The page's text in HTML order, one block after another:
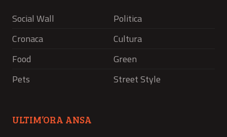
Social Wall
Politica
Cronaca
Cultura
Food
Green
Pets
Street Style
ULTIM’ORA ANSA